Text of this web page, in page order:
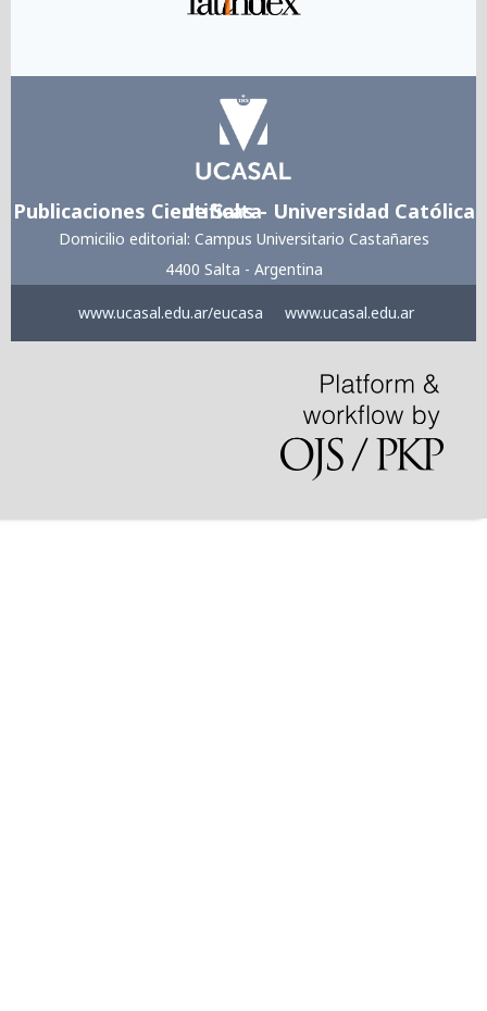
Publicaciones Cientificas - Universidad Católica de Salta
Domicilio editorial: Campus Universitario Castañares
4400 Salta - Argentina
www.ucasal.edu.ar/eucasa www.ucasal.edu.ar